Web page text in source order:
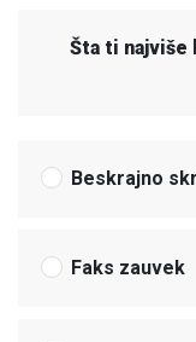
Šta ti najviše
Beskrajno
Faks zauvek